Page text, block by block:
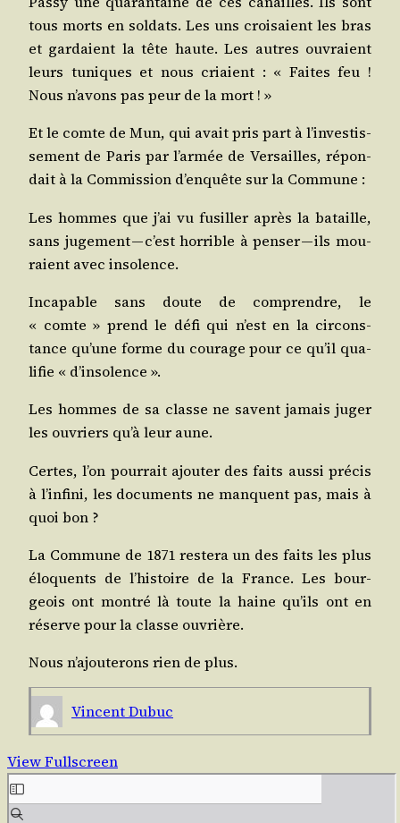
tous morts en sol­dats. Les uns croi­saient les bras
et gar­daient la tête haute. Les autres ouvraient
leurs tuniques et nous criaient : « Faites feu !
Nous n’a­vons pas peur de la mort ! »
Et le comte de Mun, qui avait pris part à l’in­ves­tis­
se­ment de Paris par l’ar­mée de Ver­sailles, répon­
dait à la Com­mis­sion d’en­quête sur la Commune :
Les hommes que j’ai vu fusiller après la bataille,
sans juge­ment — c’est hor­rible à pen­ser — ils mou­
raient avec insolence.
Inca­pable sans doute de com­prendre, le
« comte » prend le défi qui n’est en la cir­cons­
tance qu’une forme du cou­rage pour ce qu’il qua­
li­fie « d’insolence ».
Les hommes de sa classe ne savent jamais juger
les ouvriers qu’à leur aune.
Certes, l’on pour­rait ajou­ter des faits aus­si pré­cis
à l’in­fi­ni, les docu­ments ne manquent pas, mais à
quoi bon ?
La Com­mune de 1871 res­te­ra un des faits les plus
élo­quents de l’his­toire de la France. Les bour­
geois ont mon­tré là toute la haine qu’ils ont en
réserve pour la classe ouvrière.
Nous n’a­jou­te­rons rien de plus.
Vincent Dubuc
View Fullscreen